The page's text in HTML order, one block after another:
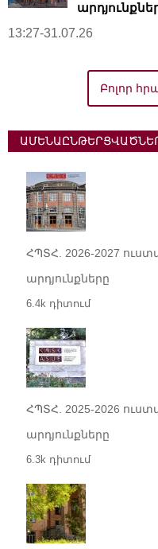
13:27-31.07.26
Բոլոր
ՀՊՏՀ. 2026-2027
արդյունքները
6.4k դիտում
ՀՊՏՀ. 2025-2026
արդյունքները
6.3k դիտում